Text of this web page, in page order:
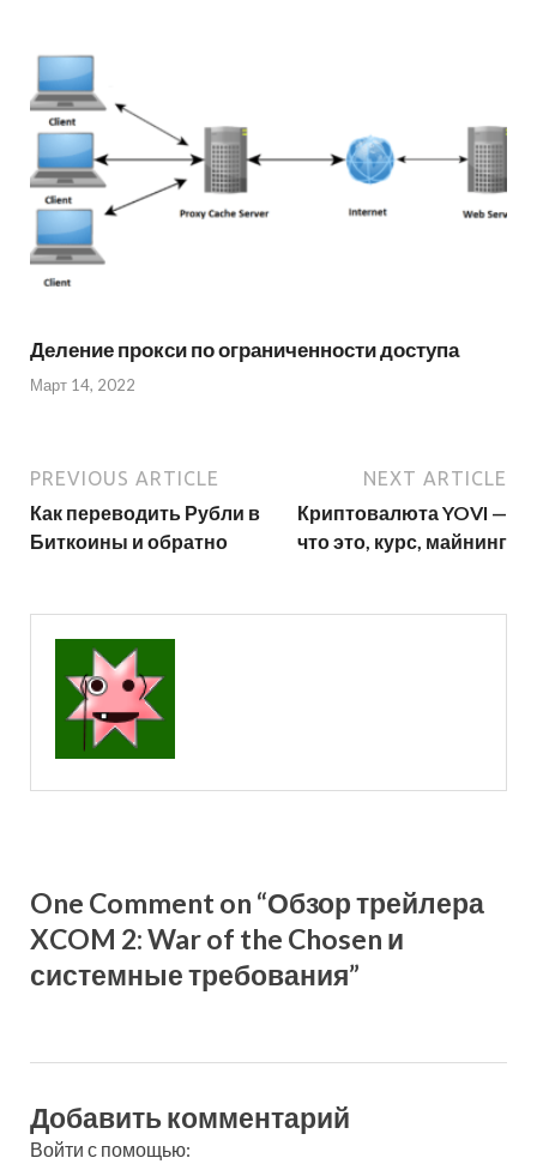
Деление прокси по ограниченности доступа
Март 14, 2022
PREVIOUS ARTICLE
Как переводить Рубли в
Биткоины и обратно
NEXT ARTICLE
Криптовалюта YOVI —
что это, курс, майнинг
One Comment on “Обзор трейлера
XCOM 2: War of the Chosen и
системные требования”
Добавить комментарий
Войти с помощью: